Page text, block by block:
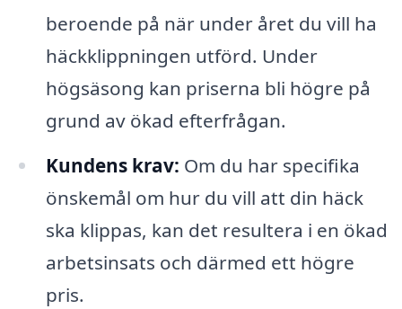
beroende på när under året du vill ha
häckklippningen utförd. Under
högsäsong kan priserna bli högre på
grund av ökad efterfrågan.
Kundens krav: Om du har specifika
önskemål om hur du vill att din häck
ska klippas, kan det resultera i en ökad
arbetsinsats och därmed ett högre
pris.